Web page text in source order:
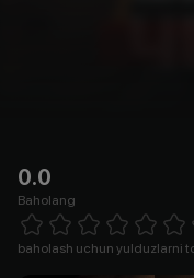
0.0
Baholang
1 Star 2 Stars 3 Stars 4 Stars5 Stars 6
baholash uchun yulduzlarni